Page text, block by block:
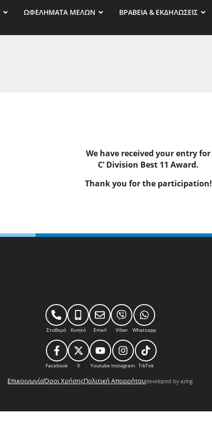
ΩΦΕΛΗΜΑΤΑ ΜΕΛΩΝ ΒΡΑΒΕΙΑ & ΕΚΔΗΛΩΣΕΙΣ
We have received your entry for
C’ Division Best 11 Award.
Thank you for the participation!
Σταθερό Κινητό Email Viber Whatsapp
Facebook X Youtube Instagram TikTok
ΕπικοινωνίαΌροι ΧρήσηςΠολιτική Απορρήτουdeveloped by azing